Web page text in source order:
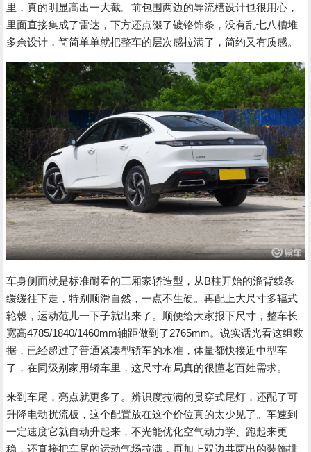
里，真的明显高出一大截。前包围两边的导流槽设计也很用心，
里面直接集成了雷达，下方还点缀了镀铬饰条，没有乱七八糟堆
多余设计，简简单单就把整车的层次感拉满了，简约又有质感。
车身侧面就是标准耐看的三厢家轿造型，从B柱开始的溜背线条
缓缓往下走，特别顺滑自然，一点不生硬。再配上大尺寸多辐式
轮毂，运动范儿一下子就出来了。顺便给大家报下尺寸，整车长
宽高4785/1840/1460mm轴距做到了2765mm。说实话光看这组数
据，已经超过了普通紧凑型轿车的水准，体量都快接近中型车
了，在同级别家用轿车里，这尺寸布局真的很懂老百姓需求。
来到车尾，亮点就更多了。辨识度拉满的贯穿式尾灯，还配了可
升降电动扰流板，这个配置放在这个价位真的太少见了。车速到
一定速度它就自动升起来，不光能优化空气动力学、跑起来更
稳，还直接把车尾的运动气场拉满，再加上双边共两出的装饰排